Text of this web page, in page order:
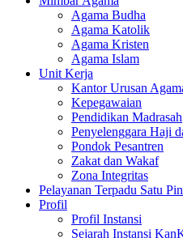
Agama Budha
Agama Katolik
Agama Kristen
Agama Islam
Unit Kerja
Kantor Urusan
Kepegawaian
Pendidikan Madrasah
Penyelenggara Haji
Pondok Pesantren
Zakat dan Wakaf
Zona Integritas
Pelayanan Terpadu Satu
Profil
Profil Instansi
Sejarah Instansi